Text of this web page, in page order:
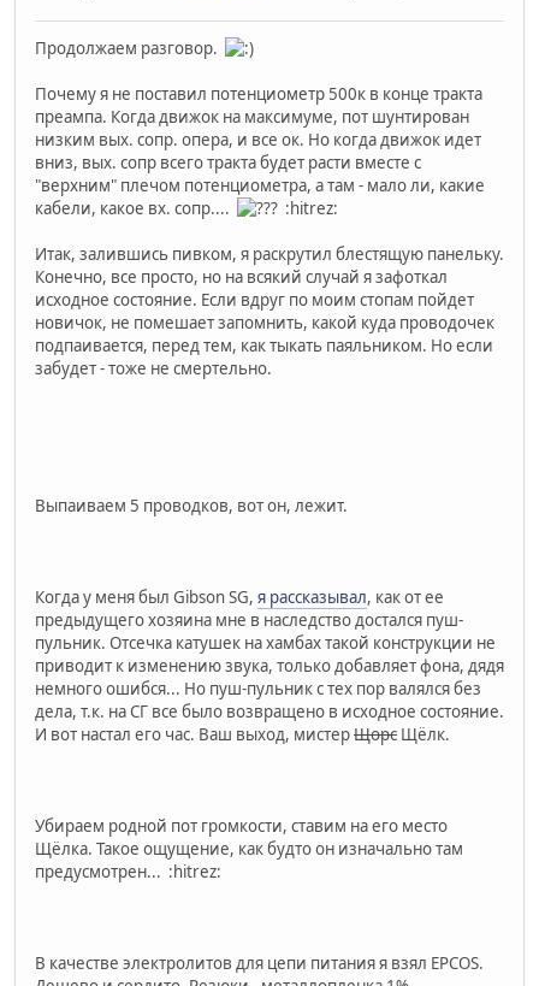
Продолжаем разговор.
Почему я не поставил потенциометр 500к в конце тракта
преампа. Когда движок на максимуме, пот шунтирован
низким вых. сопр. опера, и все ок. Но когда движок идет
вниз, вых. сопр всего тракта будет расти вместе с
"верхним" плечом потенциометра, а там - мало ли, какие
кабели, какое вх. сопр....
:hitrez:
Итак, залившись пивком, я раскрутил блестящую панельку.
Конечно, все просто, но на всякий случай я зафоткал
исходное состояние. Если вдруг по моим стопам пойдет
новичок, не помешает запомнить, какой куда проводочек
подпаивается, перед тем, как тыкать паяльником. Но если
забудет - тоже не смертельно.
Выпаиваем 5 проводков, вот он, лежит.
Когда у меня был Gibson SG, я рассказывал, как от ее
предыдущего хозяина мне в наследство достался пуш-
пульник. Отсечка катушек на хамбах такой конструкции не
приводит к изменению звука, только добавляет фона, дядя
немного ошибся... Но пуш-пульник с тех пор валялся без
дела, т.к. на СГ все было возвращено в исходное состояние.
И вот настал его час. Ваш выход, мистерЩорс Щёлк.
Убираем родной пот громкости, ставим на его место
Щёлка. Такое ощущение, как будто он изначально там
предусмотрен... :hitrez:
В качестве электролитов для цепи питания я взял EPCOS.